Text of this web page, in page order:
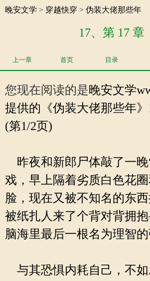
晚安文学 > 穿越快穿 > 伪装大佬那些年
17、第 17 章
上一章 首页 目录
您现在阅读的是晚安文学
提供的《伪装大佬那些年》
(第1/2页)
昨夜和新郎尸体敲了一晚
戏，早上隔着劣质白色花
脸，现在又被不知名的东
被纸扎人来了个背对背
脑海里最后一根名为理智的
与其恐惧内耗自己，不